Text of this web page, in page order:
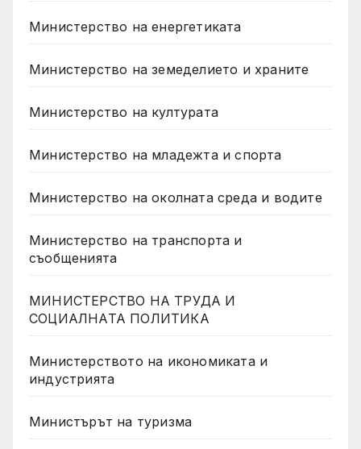
Министерство на енергетиката
Министерство на земеделието и храните
Министерство на културата
Министерство на младежта и спорта
Министерство на околната среда и водите
Министерство на транспорта и
съобщенията
МИНИСТЕРСТВО НА ТРУДА И
СОЦИАЛНАТА ПОЛИТИКА
Министерството на икономиката и
индустрията
Министърът на туризма